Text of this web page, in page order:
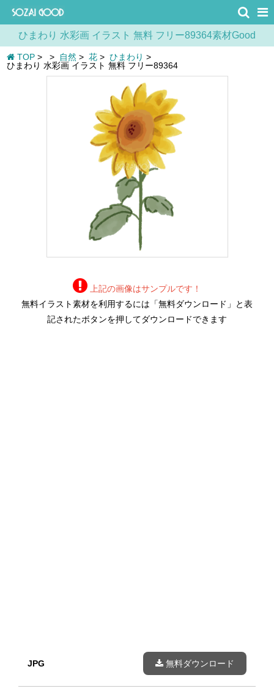
ひまわり 水彩画 イラスト 無料 フリー89364素材Good
TOP > > 自然 > 花 > ひまわり >
ひまわり 水彩画 イラスト 無料 フリー89364
上記の画像はサンプルです！
無料イラスト素材を利用するには「無料ダウンロード」と表
記されたボタンを押してダウンロードできます
JPG 無料ダウンロード